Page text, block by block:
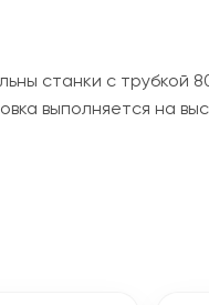
станки с трубкой
выполняется на